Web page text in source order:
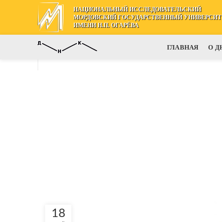
НАЦИОНАЛЬНЫЙ ИССЛЕДОВАТЕЛЬСКИЙ
МОРДОВСКИЙ ГОСУДАРСТВЕННЫЙ
ИМЕНИ Н.П. ОГАРЁВА
ГЛАВНАЯ О
18